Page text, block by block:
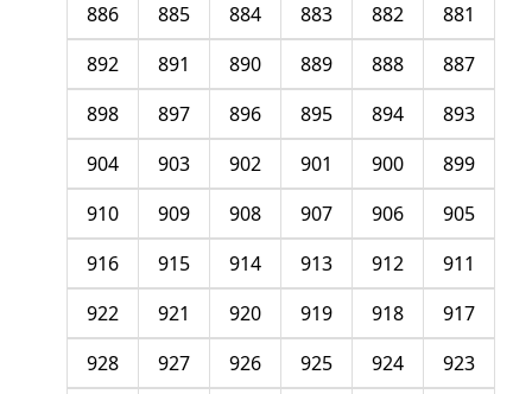
881
882
883
884
885
886
887
888
889
890
891
892
893
894
895
896
897
898
899
900
901
902
903
904
905
906
907
908
909
910
911
912
913
914
915
916
917
918
919
920
921
922
923
924
925
926
927
928